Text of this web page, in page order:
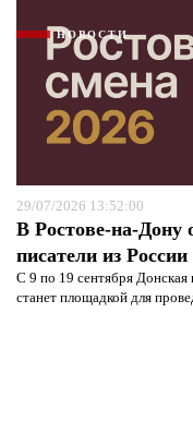
НОВОСТИ
29/07/2026 13:52:00
В Ростове-на-Дону
писатели из
С 9 по 19 сентября Донская
станет площадкой для